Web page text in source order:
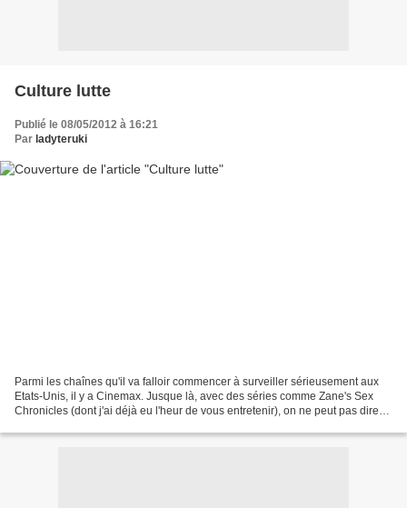
Culture lutte
Publié le 08/05/2012 à 16:21
Par ladyteruki
Parmi les chaînes qu'il va falloir commencer à surveiller sérieusement aux
Etats-Unis, il y a Cinemax. Jusque là, avec des séries comme Zane's Sex
Chronicles (dont j'ai déjà eu l'heur de vous entretenir), on ne peut pas dire